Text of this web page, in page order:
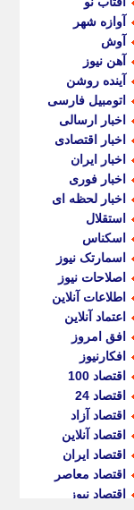
آوازه شهر
آوش
آهن نیوز
آینده روشن
اتومبیل فارسی
اخبار ارسالی
اخبار اقتصادی
اخبار ایران
اخبار فوری
اخبار لحظه ای
استقلال
اسکناس
اسمارتک نیوز
اصلاحات نیوز
اطلاعات آنلاین
اعتماد آنلاین
افق امروز
افکارنیوز
اقتصاد 100
اقتصاد 24
اقتصاد آزاد
اقتصاد آنلاین
اقتصاد ایران
اقتصاد معاصر
اقتصاد نیوز